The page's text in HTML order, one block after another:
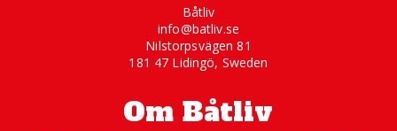
Båtliv
info@batliv.se
Nilstorpsvägen 81
181 47 Lidingö, Sweden
Om Båtliv